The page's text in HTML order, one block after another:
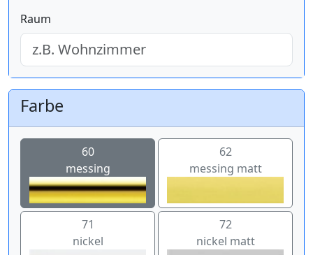
Raum
Farbe
60
messing
62
messing matt
71
nickel
72
nickel matt